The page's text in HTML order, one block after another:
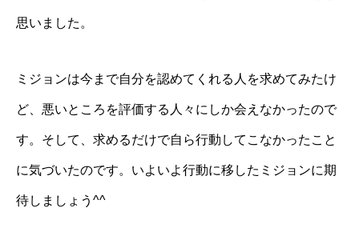
思いました。
ミジョンは今まで自分を認めてくれる人を求めてみたけ
ど、悪いところを評価する人々にしか会えなかったので
す。そして、求めるだけで自ら行動してこなかったこと
に気づいたのです。いよいよ行動に移したミジョンに期
待しましょう^^